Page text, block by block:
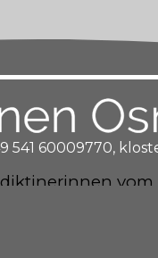
541 60009770,